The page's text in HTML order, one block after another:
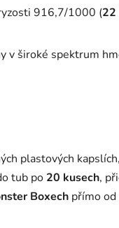
916,7/1000 (22
v široké spektrum
plastových
tub po 20 kusech,
Boxech přímo od